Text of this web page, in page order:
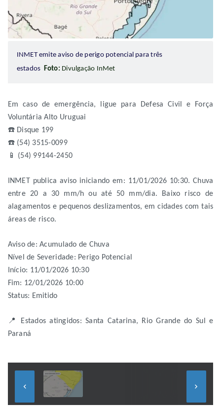
INMET emite aviso de perigo potencial para três
estados Foto: Divulgação InMet
Em caso de emergência, ligue para Defesa Civil e Força
Voluntária Alto Uruguai
☎️ Disque 199
☎️ (54) 3515-0099
📱 (54) 99144-2450
INMET publica aviso iniciando em: 11/01/2026 10:30. Chuva
entre 20 a 30 mm/h ou até 50 mm/dia. Baixo risco de
alagamentos e pequenos deslizamentos, em cidades com tais
áreas de risco.
Aviso de: Acumulado de Chuva
Nível de Severidade: Perigo Potencial
Início: 11/01/2026 10:30
Fim: 12/01/2026 10:00
Status: Emitido
📍 Estados atingidos: Santa Catarina, Rio Grande do Sul e
Paraná
keyboard_arrow_left keyboard_arrow_right